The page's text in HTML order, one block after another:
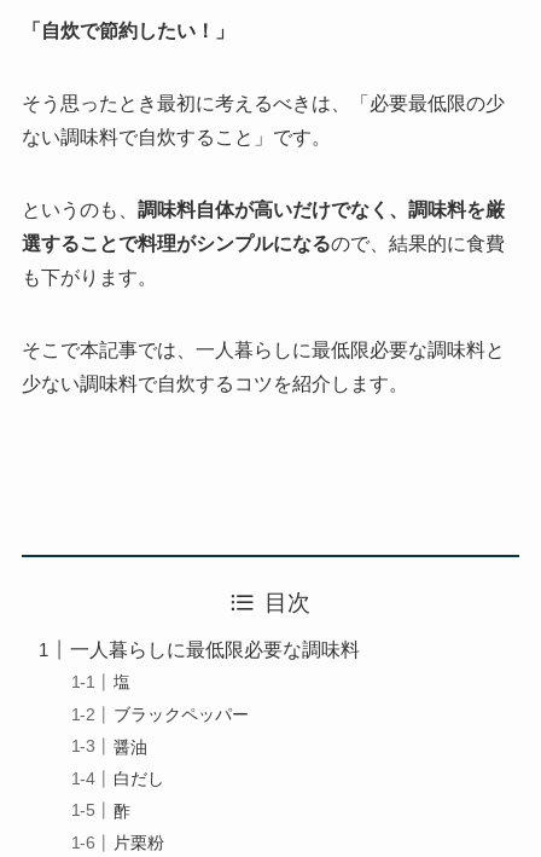
「自炊で節約したい！」
そう思ったとき最初に考えるべきは、「必要最低限の少
ない調味料で自炊すること」です。
というのも、 調味料自体が高いだけでなく、調味料を厳
選することで料理がシンプルになるので、結果的に食費
も下がります。
そこで本記事では、一人暮らしに最低限必要な調味料と
少ない調味料で自炊するコツを紹介します。
目次
一人暮らしに最低限必要な調味料
塩
ブラックペッパー
醤油
白だし
酢
片栗粉